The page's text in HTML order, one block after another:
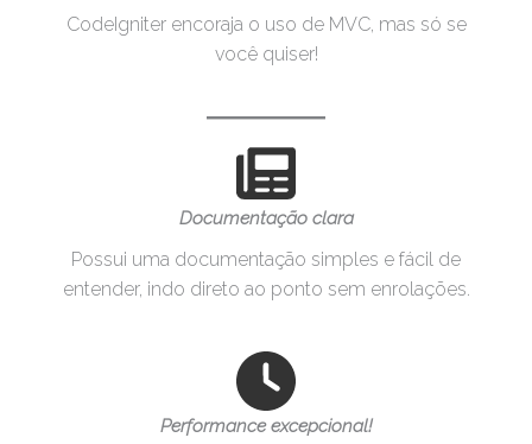
CodeIgniter encoraja o uso de MVC, mas só se
você quiser!
Documentação clara
Possui uma documentação simples e fácil de
entender, indo direto ao ponto sem enrolações.
Performance excepcional!